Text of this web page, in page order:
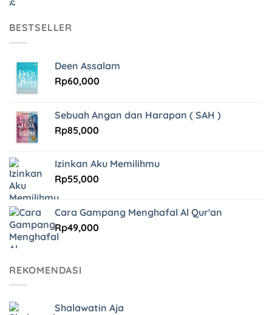
BESTSELLER
Deen Assalam
Rp60,000
Sebuah Angan dan Harapan ( SAH )
Rp85,000
Izinkan Aku Memilihmu
Rp55,000
Cara Gampang Menghafal Al Qur'an
Rp49,000
REKOMENDASI
Shalawatin Aja